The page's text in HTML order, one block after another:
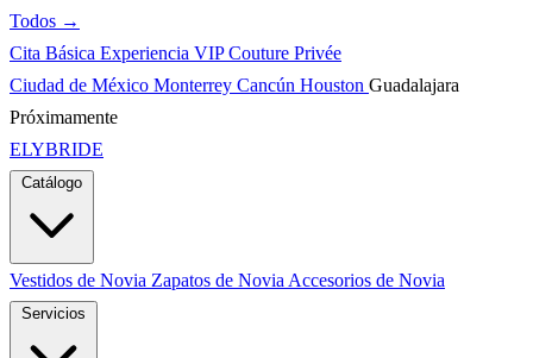
Todos →
Cita Básica Experiencia VIPCouture Privée
Ciudad de México Monterrey Cancún Houston Guadalajara
Próximamente
ELYBRIDE
Catálogo
Vestidos de Novia Zapatos de Novia Accesorios de Novia
Servicios